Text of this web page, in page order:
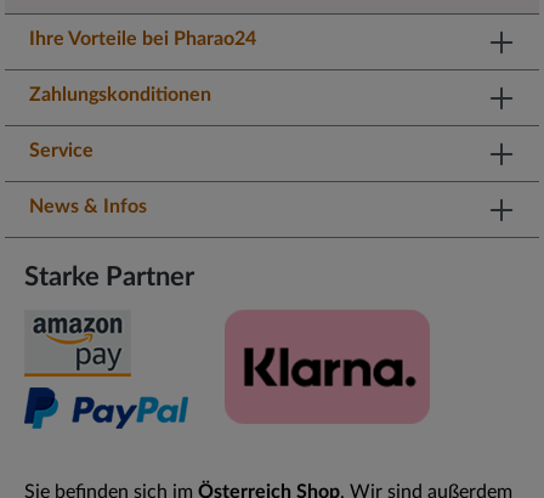
Ihre Vorteile bei Pharao24
Zahlungskonditionen
Service
News & Infos
Starke Partner
Sie befinden sich imÖsterreich Shop. Wir sind außerdem